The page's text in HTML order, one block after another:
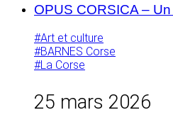
OPUS CORSICA –
#Art et culture
#BARNES Corse
#La Corse
25 mars 2026